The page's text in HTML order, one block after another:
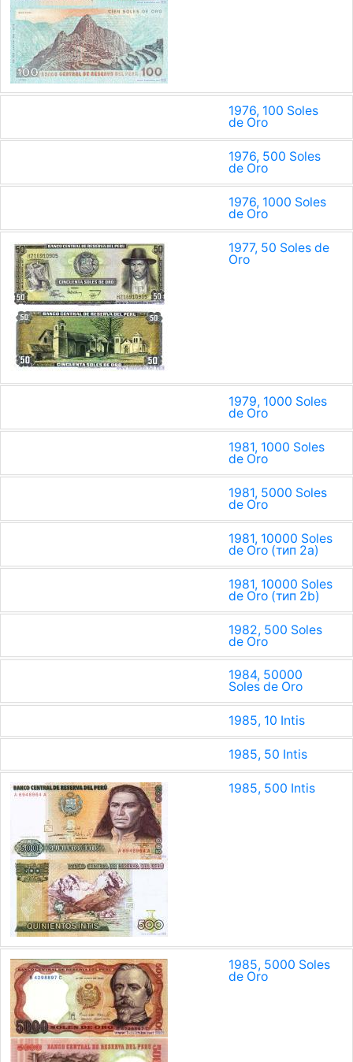
1976, 100 Soles
de Oro
1976, 500 Soles
de Oro
1976, 1000 Soles
de Oro
1977, 50 Soles de
Oro
1979, 1000 Soles
de Oro
1981, 1000 Soles
de Oro
1981, 5000 Soles
de Oro
1981, 10000 Soles
de Oro (тип 2a)
1981, 10000 Soles
de Oro (тип 2b)
1982, 500 Soles
de Oro
1984, 50000
Soles de Oro
1985, 10 Intis
1985, 50 Intis
1985, 500 Intis
1985, 5000 Soles
de Oro